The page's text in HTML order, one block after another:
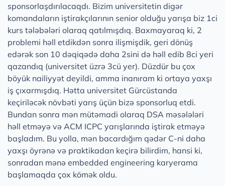
sponsorlaşdırılacaqdı. Bizim universitetin digər
komandaların iştirakçılarının senior olduğu yarışa biz 1ci
kurs tələbələri olaraq qatılmışdıq. Baxmayaraq ki, 2
problemi həll etdikdən sonra ilişmişdik, geri dönüş
edərək son 10 dəqiqədə daha 2sini də həll edib 8ci yeri
qazandıq (universitet üzrə 3cü yer). Düzdür bu çox
böyük nailiyyət deyildi, amma inanıram ki ortaya yaxşı
iş çıxarmışdıq. Hətta universitet Gürcüstanda
keçiriləcək növbəti yarış üçün bizə sponsorluq etdi.
Bundan sonra mən mütəmadi olaraq DSA məsələləri
həll etməyə və ACM ICPC yarışlarında iştirak etməyə
başladım. Bu yolla, mən bacardığım qədər C-ni daha
yaxşı öyrənə və praktikadan keçirə bilirdim, hansi ki,
sonradan mənə embedded engineering karyerama
başlamaqda çox kömək oldu.